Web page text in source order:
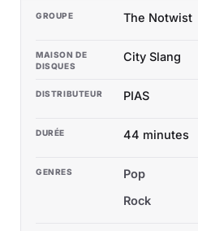
GROUPE The Notwist
MAISON DE
DISQUES
City Slang
DISTRIBUTEUR PIAS
DURÉE 44 minutes
GENRES
Pop
Rock